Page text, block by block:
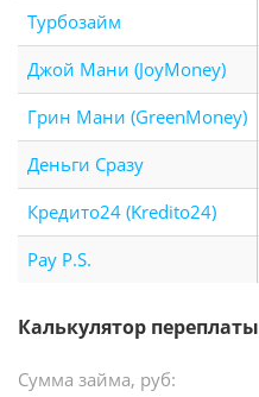
Турбозайм
Джой Мани (JoyMoney)
Грин Мани (GreenMoney)
Деньги Сразу
Кредито24 (Kredito24)
Pay P.S.
Калькулятор переплаты
Сумма займа, руб: